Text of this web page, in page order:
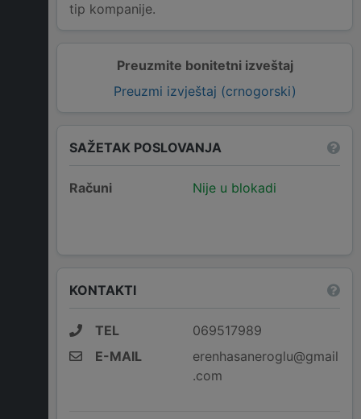
Preuzmite bonitetni izveštaj
Preuzmi izvještaj (crnogorski)
tip kompanije.
SAŽETAK POSLOVANJA
Računi Nije u blokadi
KONTAKTI
TEL
069517989
E-MAIL
erenhasaneroglu@gmail
.com